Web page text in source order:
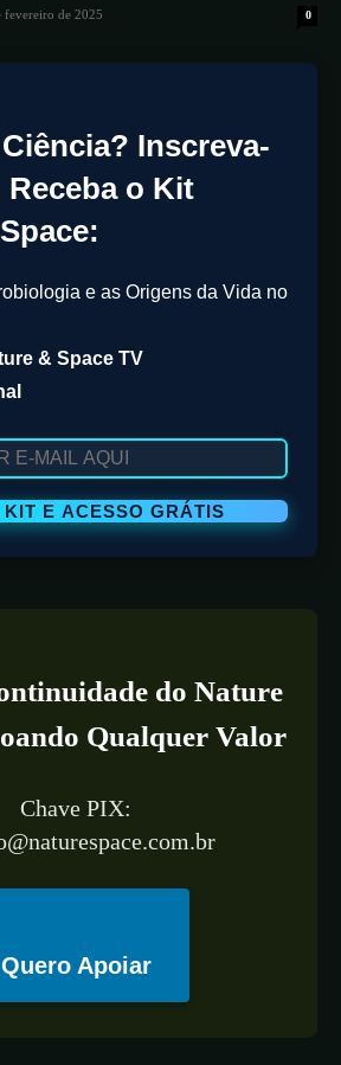
fevereiro de 2025 0
Inscreva-
Receba o Kit
e as Origens da Vida no
& Space TV
do Nature
Qualquer Valor
Chave PIX:
Quero Apoiar